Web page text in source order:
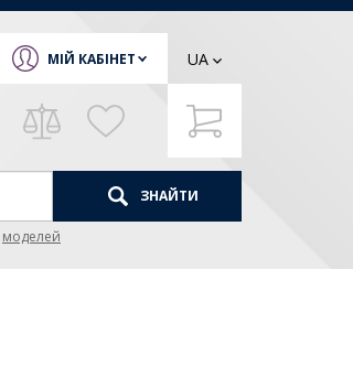
МІЙ КАБІНЕТ UA
ЗНАЙТИ
моделей